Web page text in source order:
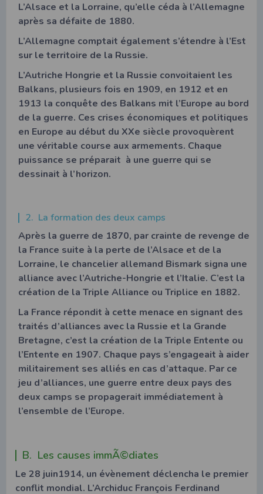
L’Alsace et la Lorraine, qu’elle céda à l’Allemagne
après sa défaite de 1880.
L’Allemagne comptait également s’étendre à l’Est
sur le territoire de la Russie.
L’Autriche Hongrie et la Russie convoitaient les
Balkans, plusieurs fois en 1909, en 1912 et en
1913 la conquête des Balkans mit l’Europe au bord
de la guerre. Ces crises économiques et politiques
en Europe au début du XXe siècle provoquèrent
une véritable course aux armements. Chaque
puissance se préparait à une guerre qui se
dessinait à l’horizon.
2. La formation des deux camps
Après la guerre de 1870, par crainte de revenge de
la France suite à la perte de l’Alsace et de la
Lorraine, le chancelier allemand Bismark signa une
alliance avec l’Autriche-Hongrie et l’Italie. C’est la
création de la Triple Alliance ou Triplice en 1882.
La France répondit à cette menace en signant des
traités d’alliances avec la Russie et la Grande
Bretagne, c’est la création de la Triple Entente ou
l’Entente en 1907. Chaque pays s’engageait à aider
militairement ses alliés en cas d’attaque. Par ce
jeu d’alliances, une guerre entre deux pays des
deux camps se propagerait immédiatement à
l’ensemble de l’Europe.
B. Les causes immÃ©diates
Le 28 juin1914, un évènement déclencha le premier
conflit mondial. L’Archiduc François Ferdinand